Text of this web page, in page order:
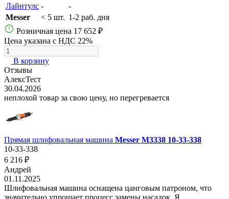
Лайнтулс -
-
Messer
< 5 шт. 1-2 раб. дня
Розничная цена 17 652 ₽
Цена указана с НДС 22%
В корзину
Отзывы
АлексТест
30.04.2026
неплохой товар за свою цену, но перегревается
Прямая шлифовальная машина Messer M3338 10-33-338
10-33-338
6 216 ₽
Андрей
01.11.2025
Шлифовальная машина оснащена цанговым патроном, что